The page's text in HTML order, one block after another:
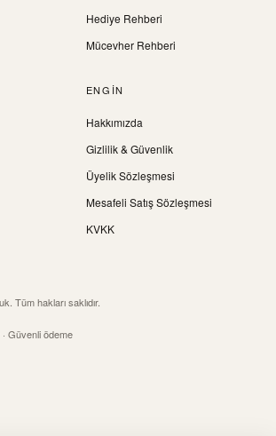
Hediye Rehberi
Mücevher Rehberi
ENGIN
Hakkımızda
Gizlilik & Güvenlik
Üyelik Sözleşmesi
Mesafeli Satış Sözleşmesi
KVKK
Tüm hakları saklıdır.
Güvenli ödeme